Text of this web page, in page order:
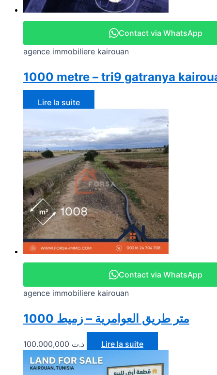
Contact via WhatsApp
agence immobiliere kairouan
1000 metre – tri9 gatranya
Lire la suite
Contact via WhatsApp
agence immobiliere kairouan
1000 متر طريق العوامرية – زميط
د.ت Lire la suite